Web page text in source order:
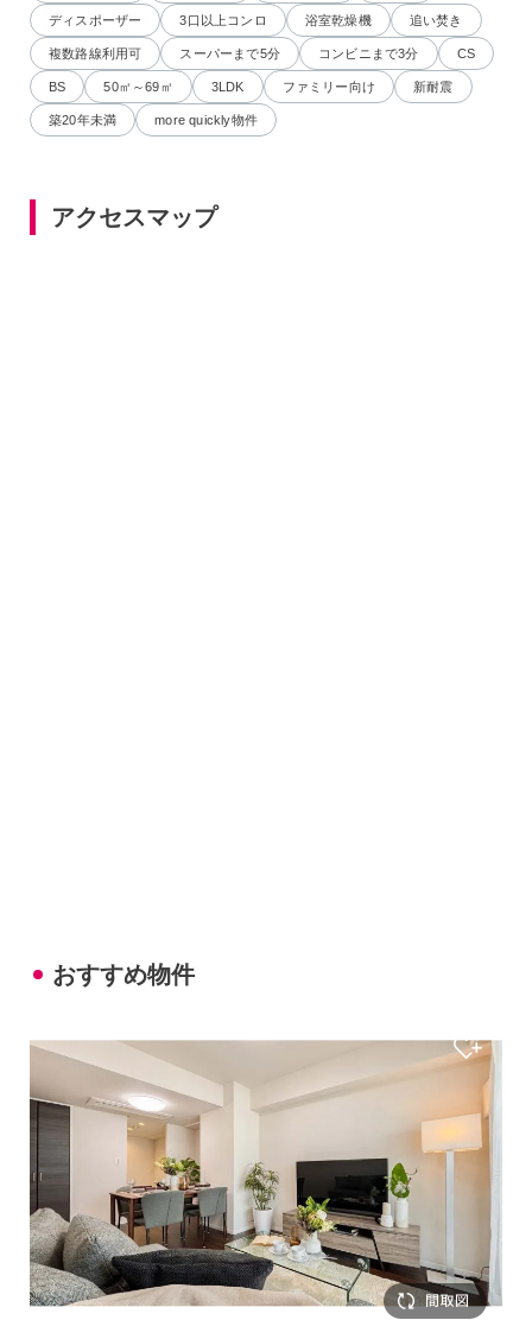
ディスポーザー 3口以上コンロ 浴室乾燥機 追い焚き
複数路線利用可 スーパーまで5分 コンビニまで3分 CS
BS 50㎡～69㎡ 3LDK ファミリー向け 新耐震
築20年未満 more quickly物件
アクセスマップ
おすすめ物件